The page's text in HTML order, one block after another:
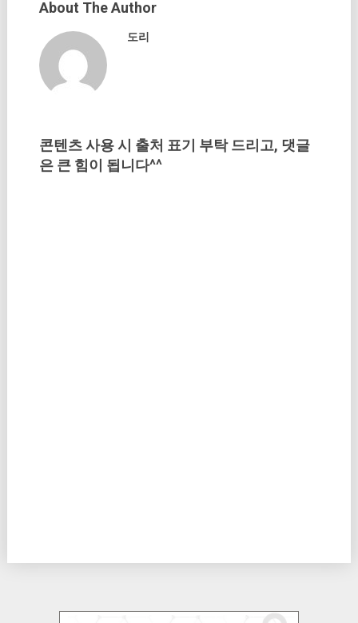
About The Author
도리
콘텐츠 사용 시 출처 표기 부탁 드리고, 댓글
은 큰 힘이 됩니다^^